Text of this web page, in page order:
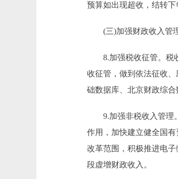
预算如出现超收，结转下
(三)加强财政收入管
8.加强税收征管。税收
收征管，做到依法征收
础数据库、北京财政综合
9.加强非税收入管理。
作用，加快建立健全国
改革范围，积极推进电
段虚增财政收入。